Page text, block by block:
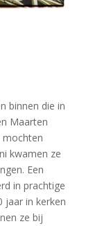
binnen die in
Maarten
mochten
kwamen ze
Een
in prachtige
jaar in kerken
ze bij